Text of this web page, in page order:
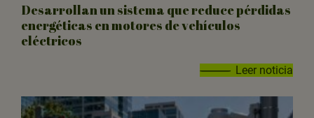
Desarrollan un sistema que reduce pérdidas
energéticas en motores de vehículos
eléctricos
Leer noticia